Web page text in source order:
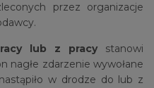
przez organizacje
lub z pracystanowi
nagłe zdarzenie wywołane
w drodze do lub z